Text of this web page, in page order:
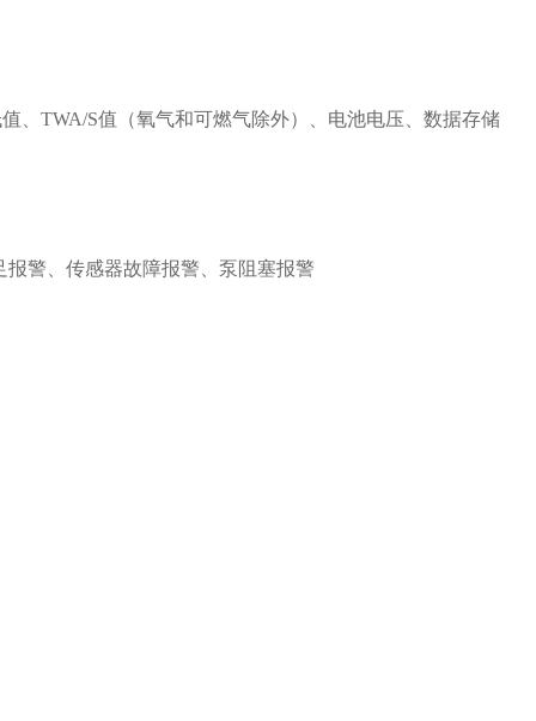
、 TWA/S值（氧气和可燃气除外）、电池电压、数据存储
警、传感器故障报警、泵阻塞报警